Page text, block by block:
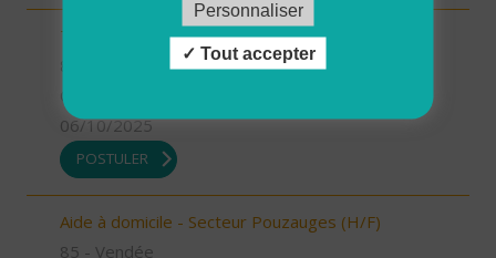
Technicien d'intervention social et familiale (H/F)
CDI
06/10/2025
POSTULER
Aide à domicile - Secteur Pouzauges (H/F)
85 - Vendée
Personnaliser
Tout accepter